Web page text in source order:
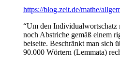
https://blog.zeit.de/mathe/
“Um den Individualwortschatz
noch Abstriche gemäß einem
beiseite. Beschränkt man sich
90.000 Wörtern (Lemmata)